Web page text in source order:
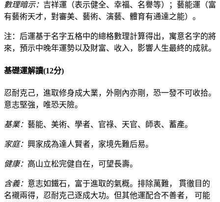
數理暗示： 吉祥運（表示健全、幸福、名譽等）；藝能運（富
有藝術天才，對審美、藝術、演藝、體育有通達之能）。
注：后運基于名字五格中的總格數理計算得出，寓意名字的將
來，預示中晚年運勢以及財富、收入，影響人生最終的成就。
基礎運解讀(12分)
忍耐克己，進取修身成大業，外剛內亦剛，恐一發不可收拾。
意志堅強，唯恐天險。
基業： 藝能、美術、學者、官祿、天官、師表、蓄產。
家庭： 興家成為達人賢者，家境先難后易。
健康： 高山立松完健自在，可望長壽。
含義： 意志如鐵石，富于進取的氣概。排除萬難， 貫徹目的
名襯兩得，忍耐克己逐成大功。但其他運配合不善者， 可能